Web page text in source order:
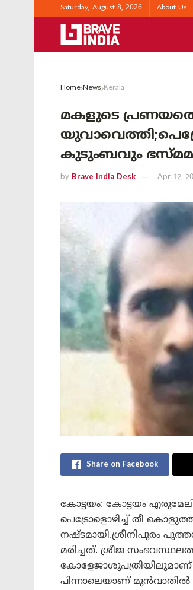
Saturday, August 8, 2026 About Us
Home News Kerala
മകളുടെ
കുടുംബവും
by Brave India Desk Apr 12,
Share on Facebook
കോട്ടയം: കോട്ടയം
പെട്രോളൊഴിച്ച് തീ
നഷ്ടമായി.ശ്രീനിപുരം
മരിച്ചത്. ശ്രീജ
കോളേജാശുപത്രിയിലുമാണ്
പിന്നാലെയാണ് മുൻവാതിൽ